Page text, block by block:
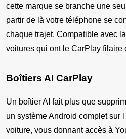
cette marque se branche une
partir de là votre téléphone se
chaque trajet. Compatible avec
voitures qui ont le CarPlay filaire
Boîtiers AI CarPlay
Un boîtier AI fait plus que
un système Android complet sur
voiture, vous donnant accès à